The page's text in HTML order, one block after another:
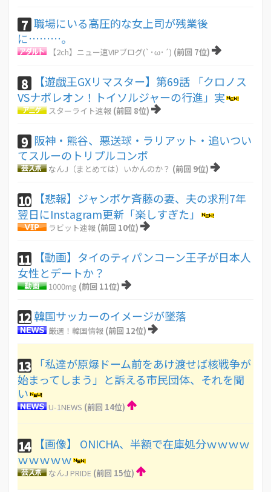
7 職場にいる高圧的な女上司が残業後
に………。
【2ch】ニュー速VIPブログ(`･ω･´) (前回 7位)
8
【遊戯王GXリマスター】第69話 「クロノス
VSナポレオン！トイソルジャーの行進」実
スターライト速報 (前回 8位)
9 阪神・熊谷、悪送球・ラリアット・追いつい
てスルーのトリプルコンボ
なんJ（まとめては）いかんのか？ (前回 9位)
10
【悲報】ジャンポケ斉藤の妻、夫の求刑7年
翌日にInstagram更新「楽しすぎた」
ラビット速報 (前回 10位)
11
【動画】タイのティパンコーン王子が日本人
女性とデートか？
1000mg (前回 11位)
12韓国サッカーのイメージが墜落
厳選！韓国情報 (前回 12位)
13
「私達が原爆ドーム前をあけ渡せば核戦争が
始まってしまう」と訴える市民団体、それを聞
い
U-1NEWS (前回 14位)
14
【画像】 ONICHA、半額で在庫処分ｗｗｗｗ
ｗｗｗｗｗ
なんJ PRIDE (前回 15位)